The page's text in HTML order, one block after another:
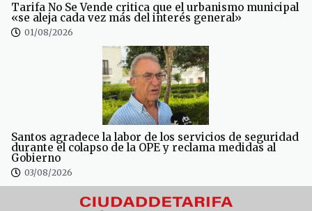
Tarifa No Se Vende critica que el urbanismo municipal
«se aleja cada vez más del interés general»
01/08/2026
Santos agradece la labor de los servicios de seguridad
durante el colapso de la OPE y reclama medidas al
Gobierno
03/08/2026